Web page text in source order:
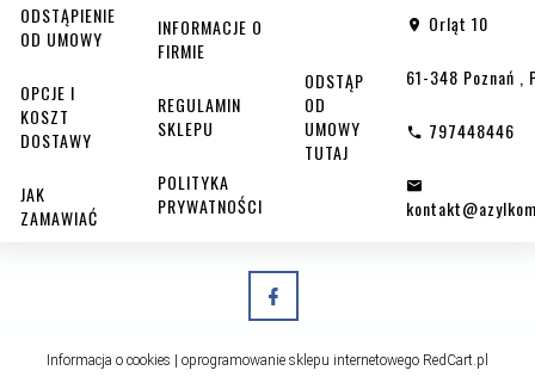
ODSTĄPIENIE
OD UMOWY
OPCJE I
KOSZT
DOSTAWY
JAK
ZAMAWIAĆ
INFORMACJE O
FIRMIE
REGULAMIN
SKLEPU
POLITYKA
PRYWATNOŚCI
ODSTĄP
OD
UMOWY
TUTAJ
Orląt 10
61-348 Poznań
797448446
Informacja o cookies | oprogramowanie sklepu internetowego RedCart.pl